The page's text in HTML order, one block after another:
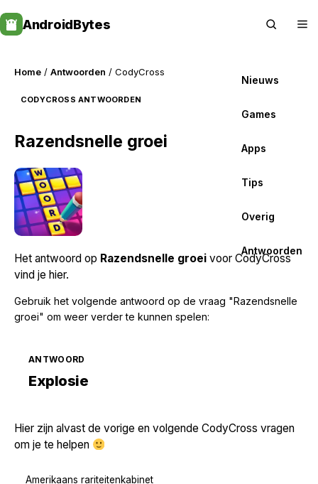
to
content
AndroidBytes
Nieuws
Games
Apps
Tips
Overig
Antwoorden
Home / Antwoorden / CodyCross
CODYCROSS ANTWOORDEN
Razendsnelle groei
Het antwoord op Razendsnelle groei voor CodyCross
vind je hier.
Gebruik het volgende antwoord op de vraag "Razendsnelle
groei" om weer verder te kunnen spelen:
ANTWOORD
Explosie
Hier zijn alvast de vorige en volgende CodyCross vragen
om je te helpen
Amerikaans rariteitenkabinet